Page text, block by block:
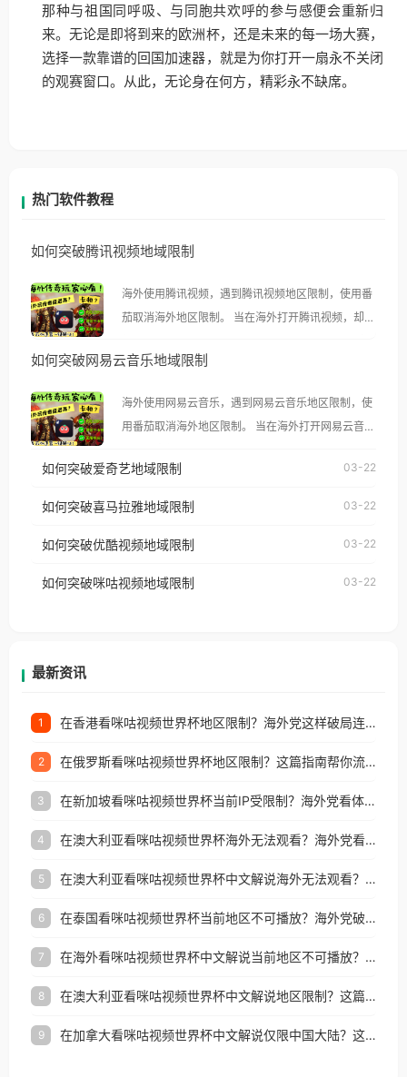
那种与祖国同呼吸、与同胞共欢呼的参与感便会重新归
来。无论是即将到来的欧洲杯，还是未来的每一场大赛，
选择一款靠谱的回国加速器，就是为你打开一扇永不关闭
的观赛窗口。从此，无论身在何方，精彩永不缺席。
热门软件教程
如何突破腾讯视频地域限制
海外使用腾讯视频，遇到腾讯视频地区限制，使用番
茄取消海外地区限制。 当在海外打开腾讯视频，却突
示语。 海外用户如香港、澳门、台湾、美国、加拿
像其他音乐平台一样，出现地区及版权限制问题，且
仅能在中国大陆地区播放。 遇到这个问题的朋友们，
台湾、美国、加拿大、澳大利亚、欧洲等国家和地区
权限制所困扰。
如何突破网易云音乐地域限制
海外使用网易云音乐，遇到网易云音乐地区限制，使
用番茄取消海外地区限制。 当在海外打开网易云音
播放”的提示语。 海外用户如香港、澳门、台湾、美
制问题，且仅能在中国大陆地区播放。 遇到这个问题
户收听网易云音乐地区版权限制」的问题，无论人在
如何突破爱奇艺地域限制 03-22
如何突破喜马拉雅地域限制 03-22
如何突破优酷视频地域限制 03-22
如何突破咪咕视频地域限制 03-22
最新资讯
1 在香港看咪咕视频世界杯地区限制？海外党这样破局连看7天不卡顿！
2 在俄罗斯看咪咕视频世界杯地区限制？这篇指南帮你流畅看中文解说赛事
3 在新加坡看咪咕视频世界杯当前IP受限制？海外党看体育赛事的终极破局指南
4 在澳大利亚看咪咕视频世界杯海外无法观看？海外党看国内体育直播的终极解法
5 在澳大利亚看咪咕视频世界杯中文解说海外无法观看？这篇指南帮你搞定所有体育直播难题
6 在泰国看咪咕视频世界杯当前地区不可播放？海外党破局看中文解说赛事指南
7 在海外看咪咕视频世界杯中文解说当前地区不可播放？这篇指南帮你搞定所有体育赛事直播难题
8 在澳大利亚看咪咕视频世界杯中文解说地区限制？这篇指南帮你搞定海外观赛难题
9 在加拿大看咪咕视频世界杯中文解说仅限中国大陆？这篇指南帮你轻松解锁中文解说和赛事直播